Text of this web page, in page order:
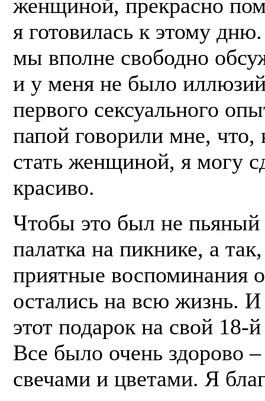
женщиной, прекрасно
я готовилась к этому
мы вполне свободно
и у меня не было
первого сексуального
папой говорили мне, что,
стать женщиной, я могу
красиво.
Чтобы это был не пьяный
палатка на пикнике, а
приятные воспоминания
остались на всю жизнь. И
этот подарок на свой 18-
Все было очень здорово
свечами и цветами. Я